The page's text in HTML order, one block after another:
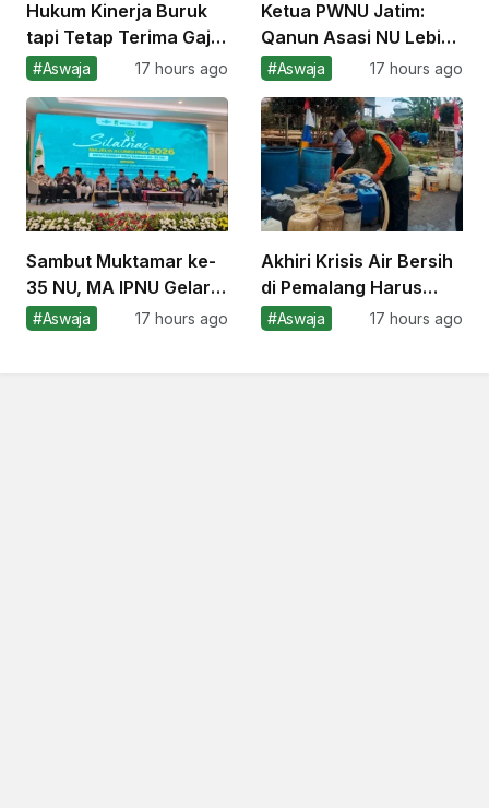
Hukum Kinerja Buruk
tapi Tetap Terima Gaji,
Apakah Berdosa?
#Aswaja 17 hours ago
Ketua PWNU Jatim:
Qanun Asasi NU Lebih
Tinggi dari AD/ART
#Aswaja 17 hours ago
Sambut Muktamar ke-
35 NU, MA IPNU Gelar
Diskusi Panel Undang
#Aswaja 17 hours ago
Akhiri Krisis Air Bersih
di Pemalang Harus
Temukan Solusi
#Aswaja 17 hours ago